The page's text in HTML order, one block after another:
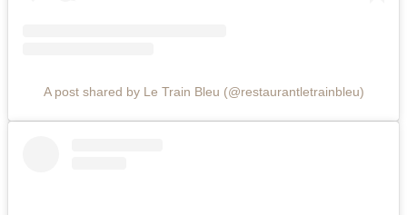
A post shared by Le Train Bleu (@restaurantletrainbleu)